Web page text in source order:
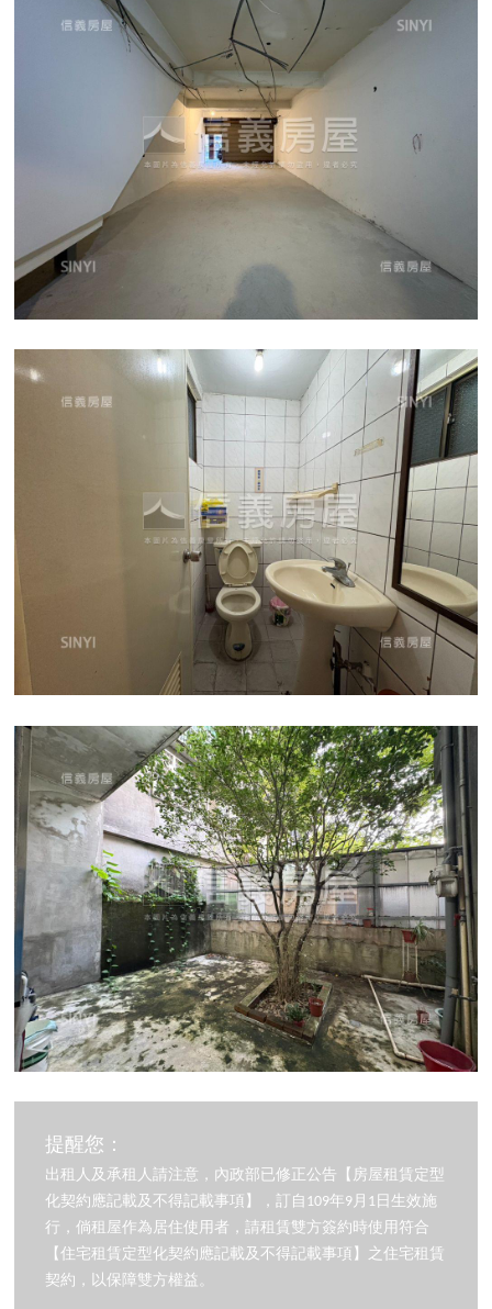
提醒您：
出租人及承租人請注意，內政部已修正公告【房屋租賃定型
化契約應記載及不得記載事項】，訂自109年9月1日生效施
行，倘租屋作為居住使用者，請租賃雙方簽約時使用符合
【住宅租賃定型化契約應記載及不得記載事項】之住宅租賃
契約，以保障雙方權益。